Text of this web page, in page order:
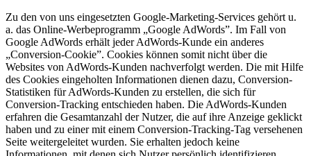
Zu den von uns eingesetzten Google-Marketing-Services gehört u.
a. das Online-Werbeprogramm „Google AdWords”. Im Fall von
Google AdWords erhält jeder AdWords-Kunde ein anderes
„Conversion-Cookie”. Cookies können somit nicht über die
Websites von AdWords-Kunden nachverfolgt werden. Die mit Hilfe
des Cookies eingeholten Informationen dienen dazu, Conversion-
Statistiken für AdWords-Kunden zu erstellen, die sich für
Conversion-Tracking entschieden haben. Die AdWords-Kunden
erfahren die Gesamtanzahl der Nutzer, die auf ihre Anzeige geklickt
haben und zu einer mit einem Conversion-Tracking-Tag versehenen
Seite weitergeleitet wurden. Sie erhalten jedoch keine